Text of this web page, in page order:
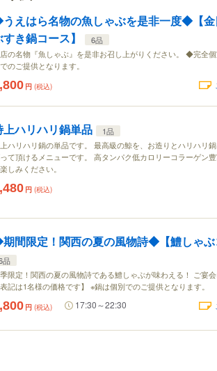
えはら名物の魚しゃぶを是非一度◆【金
き鍋コース】
6品
の名物『魚しゃぶ』を是非お召し上がりください。 ◆完全
のご提供となります。
円 (税込)
上ハリハリ鍋単品
1品
ハリハリ鍋の単品です。 最高級の鯨を、お造りとハリハリ
て頂けるメニューです。 高タンパク低カロリーコラーゲン
しみください。
円 (税込)
間限定！関西の夏の風物詩◆【鱧しゃぶ
品
限定！関西の夏の風物詩である鱧しゃぶが味わえる！ ご宴会
表記は1名様の価格です】 ※鍋は個別でのご提供となります。
円 (税込) 17:30～22:30